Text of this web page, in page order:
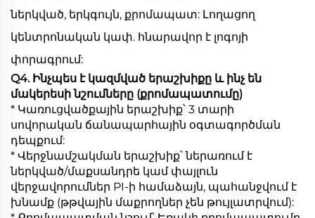
ներկված, երկգույն, քրոմապատ: Լողացող
կենտրոնական կափ. հնարավոր է լոգոյի
փորագրում:
Q4. Ինչպես է կազմված երաշխիքը և ինչ են
մակերեսի նշումները (քրոմապատումը)
* Կառուցվածքային երաշխիք՝ 3 տարի
սովորական ճանապարհային օգտագործման
դեպքում:
* Վերջնամշակման երաշխիք՝ ներառում է
ներկված/մաքսանդրե կամ փայլուն
վերջավորումներ PI-ի համաձայն, պահանջվում է
խնամք (թթվային մաքրողներ չեն թույլատրվում):